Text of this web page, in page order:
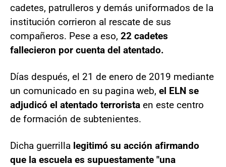
cadetes, patrulleros y demás uniformados de la
institución corrieron al rescate de sus
compañeros. Pese a eso, 22 cadetes
fallecieron por cuenta del atentado.
Días después, el 21 de enero de 2019 mediante
un comunicado en su pagina web, el ELN se
adjudicó el atentado terrorista en este centro
de formación de subtenientes.
Dicha guerrilla legitimó su acción afirmando
que la escuela es supuestamente "una